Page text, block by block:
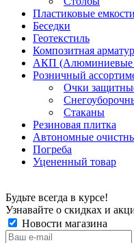
Пластиковые емкости
Беседки
Геотекстиль
Композитная
АКП (Алюминиевые
Розничный
Очки
Стаканы
Резиновая плитка
Автономные
Погреба
Уцененный товар
Будьте всегда в курсе!
Узнавайте о скидках и
Новости магазина